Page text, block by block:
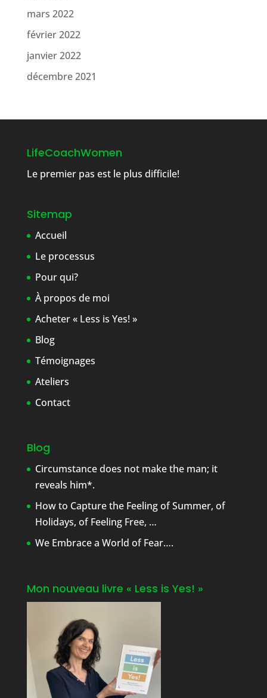
mars 2022
février 2022
janvier 2022
décembre 2021
LifeCoachWomen
Le premier pas est le plus difficile!
Sitemap
Accueil
Le processus
Pour qui?
À propos de moi
Acheter « Less is Yes! »
Blog
Témoignages
Ateliers
Contact
Blog
Circumstance does not make the man; it
reveals him*.
How to Capture the Feeling of Summer, of
Holidays, of Feeling Free, …
We Embrace a World of Fear….
Mon nouveau livre « Less is Yes! »